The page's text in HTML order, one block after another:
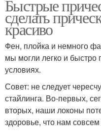
Быстрые
сделать
красиво
Фен, плойка и немного
мы могли легко и
условиях.
Совет: не следует
стайлинга. Во-первых,
вторых, наши локоны
здоровье, что нам